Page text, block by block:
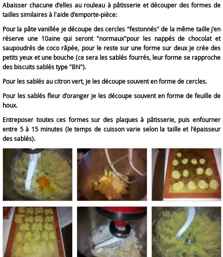
Abaisser chacune d'elles au rouleau à pâtisserie et découper des formes de
tailles similaires à l'aide d'emporte-pièce:
Pour la pâtevanillée je découpe des cercles "festonnés" de la même taille j'en
réserve une 10aine qui seront "normaux"pour les nappés de chocolat et
saupoudrés de coco râpée, pour le reste sur une forme sur deux je crée des
petits yeux et une bouche (ce sera les sablés fourrés, leur forme se rapproche
des biscuits sablés type "BN").
Pour les sablés au citron vert, je les découpe souvent en forme de cercles.
Pour les sablés fleur d'oranger je les découpe souvent en forme de feuille de
houx.
Entreposer toutes ces formes sur des plaques à pâtisserie, puis enfourner
entre 5 à 15 minutes (le temps de cuisson varie selon la taille et l'épaisseur
des sablés).